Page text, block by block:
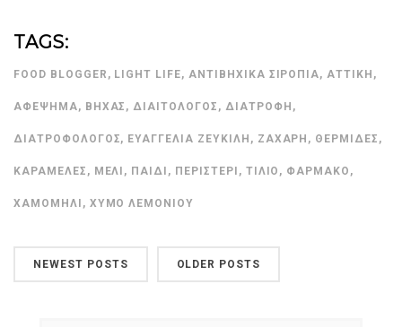
TAGS:
FOOD BLOGGER , LIGHT LIFE, ΑΝΤΙΒΗΧΙΚΆ ΣΙΡΌΠΙΑ, ΑΤΤΙΚΉ ,
ΑΦΈΨΗΜΑ, ΒΉΧΑΣ , ΔΙΑΙΤΟΛΌΓΟΣ , ΔΙΑΤΡΟΦΉ ,
ΔΙΑΤΡΟΦΟΛΌΓΟΣ, ΕΥΑΓΓΕΛΊΑ ΖΕΥΚΙΛΉ , ΖΆΧΑΡΗ , ΘΕΡΜΊΔΕΣ ,
ΚΑΡΑΜΈΛΕΣ , ΜΈΛΙ , ΠΑΙΔΊ , ΠΕΡΙΣΤΈΡΙ , ΤΊΛΙΟ , ΦΆΡΜΑΚΟ ,
ΧΑΜΟΜΉΛΙ , ΧΥΜΌ ΛΕΜΟΝΙΟΎ
NEWEST POSTS OLDER POSTS